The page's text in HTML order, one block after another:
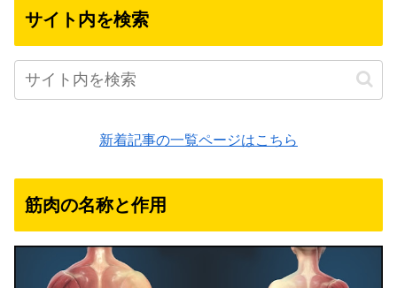
サイト内を検索
新着記事の一覧ページはこちら
筋肉の名称と作用